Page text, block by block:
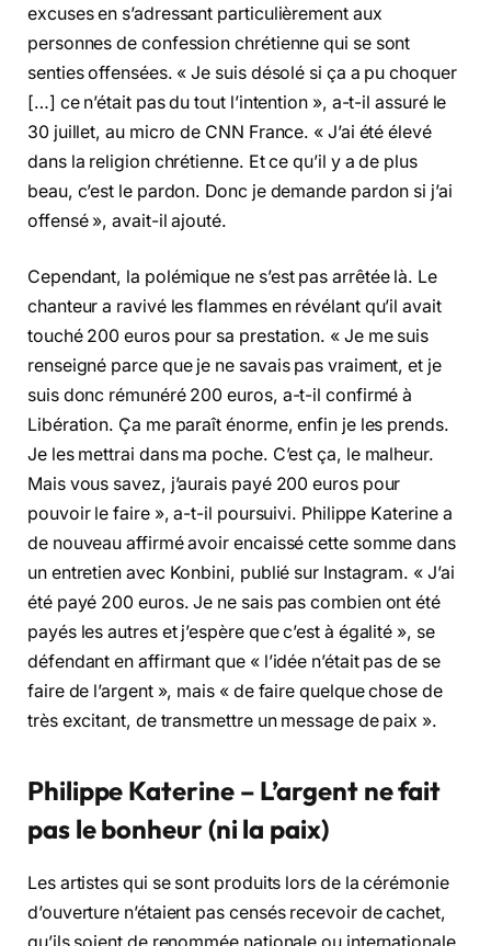
excuses en s’adressant particulièrement aux
personnes de confession chrétienne qui se sont
senties offensées. « Je suis désolé si ça a pu choquer
[…] ce n’était pas du tout l’intention », a-t-il assuré le
30 juillet, au micro de CNN France. « J’ai été élevé
dans la religion chrétienne. Et ce qu’il y a de plus
beau, c’est le pardon. Donc je demande pardon si j’ai
offensé », avait-il ajouté.
Cependant, la polémique ne s’est pas arrêtée là. Le
chanteur a ravivé les flammes en révélant qu’il avait
touché 200 euros pour sa prestation. « Je me suis
renseigné parce que je ne savais pas vraiment, et je
suis donc rémunéré 200 euros, a-t-il confirmé à
Libération. Ça me paraît énorme, enfin je les prends.
Je les mettrai dans ma poche. C’est ça, le malheur.
Mais vous savez, j’aurais payé 200 euros pour
pouvoir le faire », a-t-il poursuivi. Philippe Katerine a
de nouveau affirmé avoir encaissé cette somme dans
un entretien avec Konbini, publié sur Instagram. « J’ai
été payé 200 euros. Je ne sais pas combien ont été
payés les autres et j’espère que c’est à égalité », se
défendant en affirmant que « l’idée n’était pas de se
faire de l’argent », mais « de faire quelque chose de
très excitant, de transmettre un message de paix ».
Philippe Katerine – L’argent ne fait
pas le bonheur (ni la paix)
Les artistes qui se sont produits lors de la cérémonie
d’ouverture n’étaient pas censés recevoir de cachet,
qu’ils soient de renommée nationale ou internationale.